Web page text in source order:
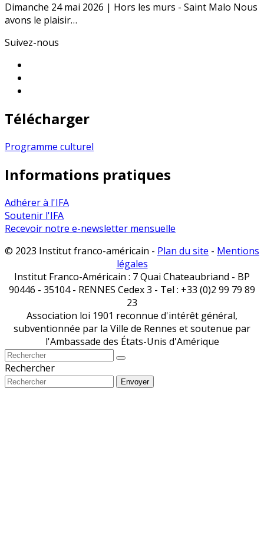
Dimanche 24 mai 2026 | Hors les murs - Saint Malo Nous
avons le plaisir…
Suivez-nous
Télécharger
Programme culturel
Informations pratiques
Adhérer à l'IFA
Soutenir l'IFA
Recevoir notre e-newsletter mensuelle
© 2023 Institut franco-américain - Plan du site - Mentions
légales
Institut Franco-Américain : 7 Quai Chateaubriand - BP
90446 - 35104 - RENNES Cedex 3 - Tel : +33 (0)2 99 79 89
23
Association loi 1901 reconnue d'intérêt général,
subventionnée par la Ville de Rennes et soutenue par
l'Ambassade des États-Unis d'Amérique
Rechercher
Envoyer